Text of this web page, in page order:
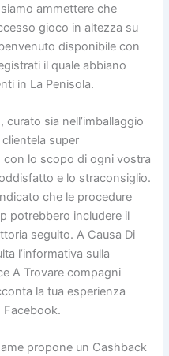
ammettere che
gioco in altezza su
disponibile con
il quale abbiano
in La Penisola.
sia nell’imballaggio
super
lo scopo di ogni vostra
e lo straconsiglio.
che le procedure
potrebbero includere il
seguito. A Causa Di
l’informativa sulla
A Trovare compagni
la tua esperienza
propone un Cashback